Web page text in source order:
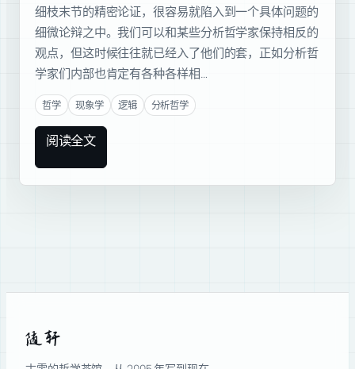
细枝末节的精密论证，很容易就陷入到一个具体问题的
细微论辩之中。我们可以和某些分析哲学家保持相反的
观点，但这时候往往就已经入了他们的套，正如分析哲
学家们内部也肯定有各种各样相…
哲学 现象学 逻辑 分析哲学
阅读全文
随轩